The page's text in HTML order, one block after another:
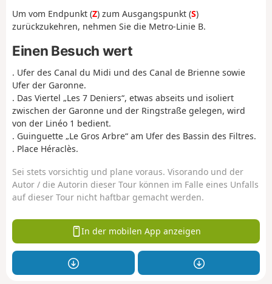
Um vom Endpunkt (Z) zum Ausgangspunkt (S)
zurückzukehren, nehmen Sie die Metro-Linie B.
Einen Besuch wert
. Ufer des Canal du Midi und des Canal de Brienne sowie
Ufer der Garonne.
. Das Viertel „Les 7 Deniers“, etwas abseits und isoliert
zwischen der Garonne und der Ringstraße gelegen, wird
von der Linéo 1 bedient.
. Guinguette „Le Gros Arbre“ am Ufer des Bassin des Filtres.
. Place Héraclès.
Sei stets vorsichtig und plane voraus. Visorando und der
Autor / die Autorin dieser Tour können im Falle eines Unfalls
auf dieser Tour nicht haftbar gemacht werden.
In der mobilen App anzeigen